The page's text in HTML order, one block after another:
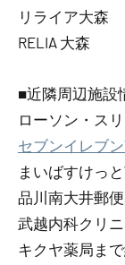
リライア大森
RELIA 大森
■近隣周辺施設
ローソン・ス
セブンイレブ
まいばすけっ
品川南大井郵
武越内科クリ
キクヤ薬局ま